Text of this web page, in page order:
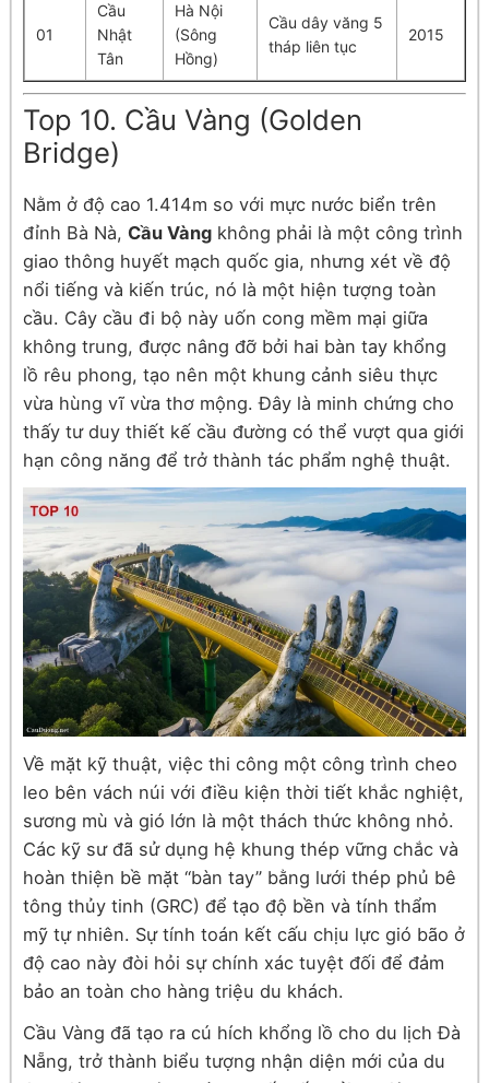
01
Cầu
Nhật
Tân
Hà Nội
(Sông
Hồng)
Cầu dây văng 5
tháp liên tục
2015
Top 10. Cầu Vàng (Golden
Bridge)
Nằm ở độ cao 1.414m so với mực nước biển trên
đỉnh Bà Nà, Cầu Vàng không phải là một công trình
giao thông huyết mạch quốc gia, nhưng xét về độ
nổi tiếng và kiến trúc, nó là một hiện tượng toàn
cầu. Cây cầu đi bộ này uốn cong mềm mại giữa
không trung, được nâng đỡ bởi hai bàn tay khổng
lồ rêu phong, tạo nên một khung cảnh siêu thực
vừa hùng vĩ vừa thơ mộng. Đây là minh chứng cho
thấy tư duy thiết kế cầu đường có thể vượt qua giới
hạn công năng để trở thành tác phẩm nghệ thuật.
Về mặt kỹ thuật, việc thi công một công trình cheo
leo bên vách núi với điều kiện thời tiết khắc nghiệt,
sương mù và gió lớn là một thách thức không nhỏ.
Các kỹ sư đã sử dụng hệ khung thép vững chắc và
hoàn thiện bề mặt “bàn tay” bằng lưới thép phủ bê
tông thủy tinh (GRC) để tạo độ bền và tính thẩm
mỹ tự nhiên. Sự tính toán kết cấu chịu lực gió bão ở
độ cao này đòi hỏi sự chính xác tuyệt đối để đảm
bảo an toàn cho hàng triệu du khách.
Cầu Vàng đã tạo ra cú hích khổng lồ cho du lịch Đà
Nẵng, trở thành biểu tượng nhận diện mới của du